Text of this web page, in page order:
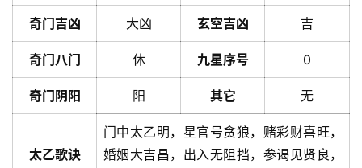
奇门吉凶 大凶 玄空吉凶 吉
奇门八门 休 九星序号 0
奇门阴阳 阳 其它 无
太乙歌诀
门中太乙明，星官号贪狼，赌彩财喜旺，
婚姻大吉昌，出入无阻挡，参谒见贤良，